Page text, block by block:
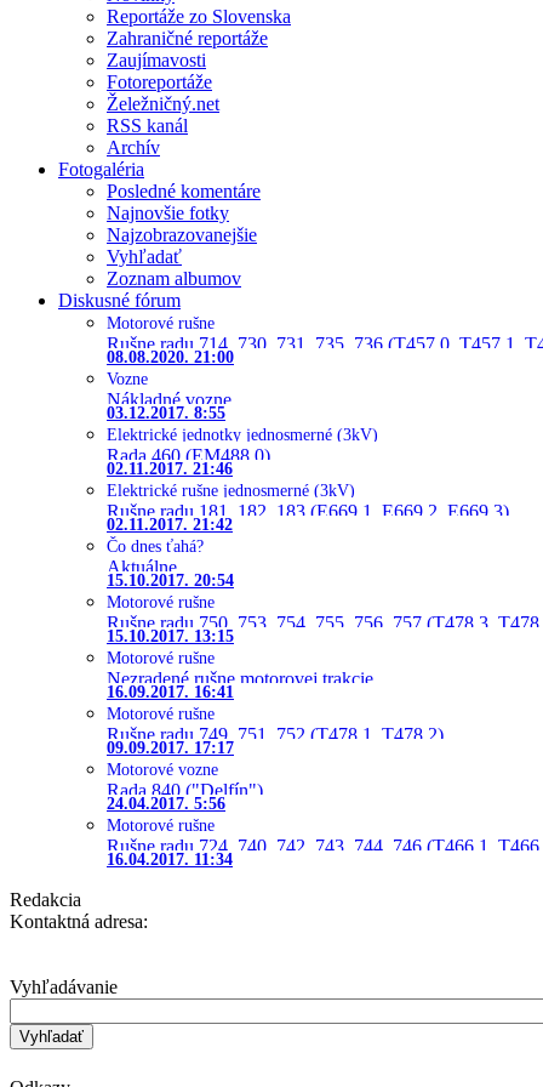
Reportáže zo Slovenska
Zahraničné reportáže
Zaujímavosti
Fotoreportáže
Želežničný.net
RSS kanál
Archív
Fotogaléria
Posledné komentáre
Najnovšie fotky
Najzobrazovanejšie
Vyhľadať
Zoznam albumov
Diskusné fórum
Motorové rušne
Rušne radu 714, 730, 731, 735, 736 (T457.0, T457.1,
08.08.2020. 21:00
Vozne
Nákladné vozne
03.12.2017. 8:55
Elektrické jednotky jednosmerné (3kV)
Rada 460 (EM488.0)
02.11.2017. 21:46
Elektrické rušne jednosmerné (3kV)
Rušne radu 181, 182, 183 (E669.1, E669.2, E669.3)
02.11.2017. 21:42
Čo dnes ťahá?
Aktuálne
15.10.2017. 20:54
Motorové rušne
Rušne radu 750, 753, 754, 755, 756, 757 (T478.3,
15.10.2017. 13:15
Motorové rušne
Nezradené rušne motorovej trakcie
16.09.2017. 16:41
Motorové rušne
Rušne radu 749, 751, 752 (T478.1, T478.2)
09.09.2017. 17:17
Motorové vozne
Rada 840 ("Delfín")
24.04.2017. 5:56
Motorové rušne
Rušne radu 724, 740, 742, 743, 744, 746 (T466.1,
16.04.2017. 11:34
Redakcia
Kontaktná adresa:
Vyhľadávanie